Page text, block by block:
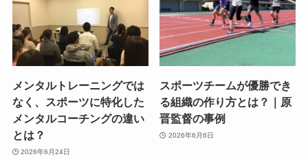
メンタルトレーニングでは
なく、スポーツに特化した
メンタルコーチングの違い
とは？
2026年6月24日
スポーツチームが優勝でき
る組織の作り方とは？｜原
晋監督の事例
2026年6月6日